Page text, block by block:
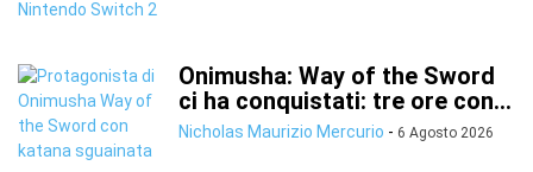
Onimusha: Way of the Sword
ci ha conquistati: tre ore con...
Nicholas Maurizio Mercurio - 6 Agosto 2026